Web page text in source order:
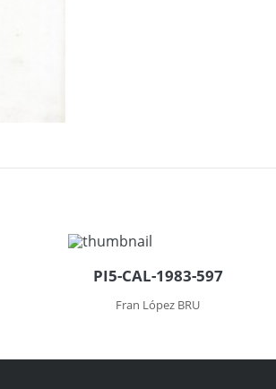
PI5-CAL-1983-597
Fran López BRU